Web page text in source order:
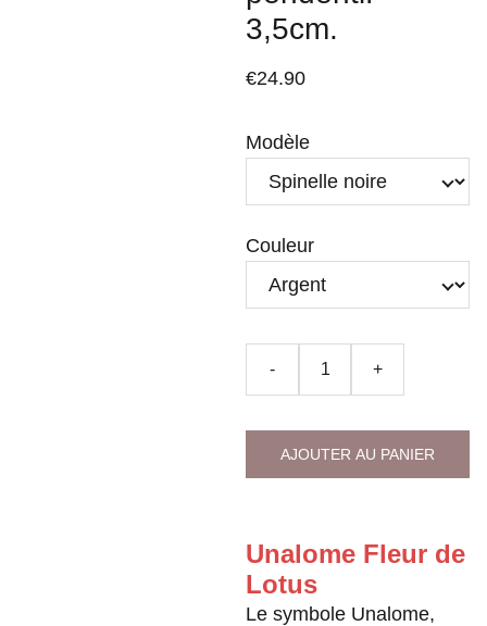
3,5cm.
€24.90
Modèle
Couleur
- +
AJOUTER AU PANIER
Unalome Fleur de
Lotus
Le symbole Unalome,